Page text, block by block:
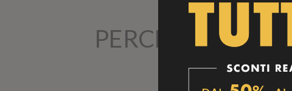
PERCHÉ